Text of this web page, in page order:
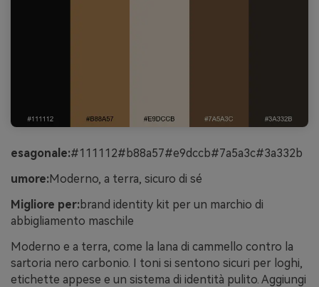
esagonale:#111112#b88a57#e9dccb#7a5a3c#3a332b
umore:Moderno, a terra, sicuro di sé
Migliore per:brand identity kit per un marchio di
abbigliamento maschile
Moderno e a terra, come la lana di cammello contro la
sartoria nero carbonio. I toni si sentono sicuri per loghi,
etichette appese e un sistema di identità pulito. Aggiungi